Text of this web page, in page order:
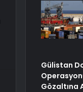
Gülistan
Gözaltına